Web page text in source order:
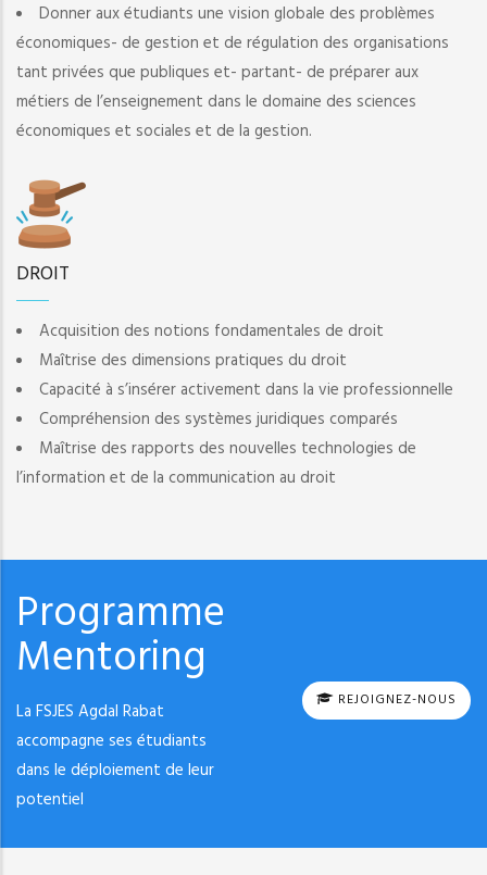
Donner aux étudiants une vision globale des problèmes
économiques- de gestion et de régulation des organisations
tant privées que publiques et- partant- de préparer aux
métiers de l’enseignement dans le domaine des sciences
économiques et sociales et de la gestion.
DROIT
Acquisition des notions fondamentales de droit
Maîtrise des dimensions pratiques du droit
Capacité à s’insérer activement dans la vie professionnelle
Compréhension des systèmes juridiques comparés
Maîtrise des rapports des nouvelles technologies de
l’information et de la communication au droit
Programme
Mentoring
La FSJES Agdal Rabat
accompagne ses étudiants
dans le déploiement de leur
potentiel
REJOIGNEZ-NOUS